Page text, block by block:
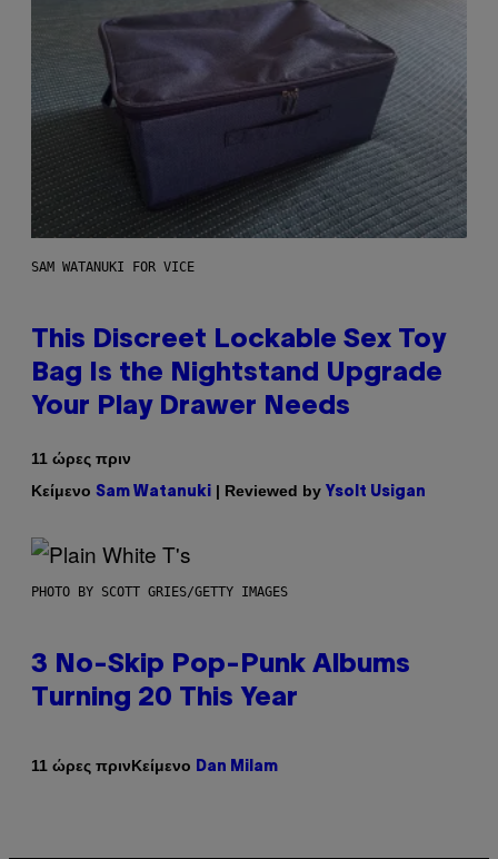
SAM WATANUKI FOR VICE
This Discreet Lockable Sex Toy
Bag Is the Nightstand Upgrade
Your Play Drawer Needs
11 ώρες πριν
Κείμενο Sam Watanuki | Reviewed by Ysolt Usigan
PHOTO BY SCOTT GRIES/GETTY IMAGES
3 No-Skip Pop-Punk Albums
Turning 20 This Year
11 ώρες πρινΚείμενο Dan Milam